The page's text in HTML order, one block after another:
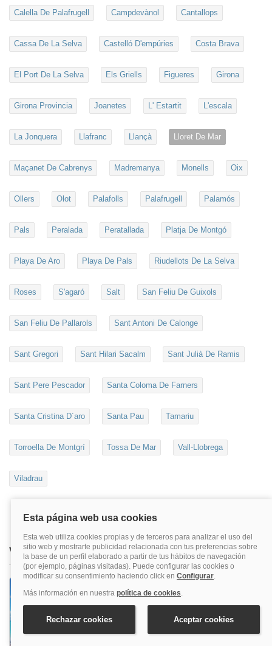
Calella De Palafrugell Campdevànol Cantallops
Cassa De La Selva Castelló D'empúries Costa Brava
El Port De La Selva Els Griells Figueres Girona
Girona Provincia Joanetes L' Estartit L'escala
La Jonquera Llafranc Llançà Lloret De Mar
Maçanet De Cabrenys Madremanya Monells Oix
Ollers Olot Palafolls Palafrugell Palamós
Pals Peralada Peratallada Platja De Montgó
Playa De Aro Playa De Pals Riudellots De La Selva
Roses S'agaró Salt San Feliu De Guixols
San Feliu De Pallarols Sant Antoni De Calonge
Sant Gregori Sant Hilari Sacalm Sant Julià De Ramis
Sant Pere Pescador Santa Coloma De Farners
Santa Cristina D´aro Santa Pau Tamariu
Torroella De Montgrí Tossa De Mar Vall-Llobrega
Viladrau
Visita nuestras webs temáticas
Hoteles de playa y costas
¿Estás pensando en hacer un viaje a la costa?
Te ofrecemos más de 5000 hoteles de playa
para que pases unas vacaciones inolvidables